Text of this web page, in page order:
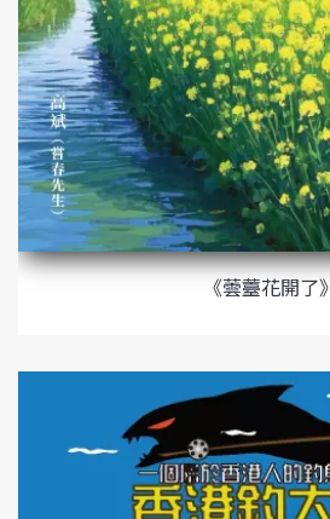
《蕓薹花開了》